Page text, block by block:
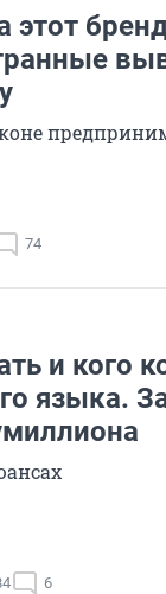
74
и кого
языка.
6